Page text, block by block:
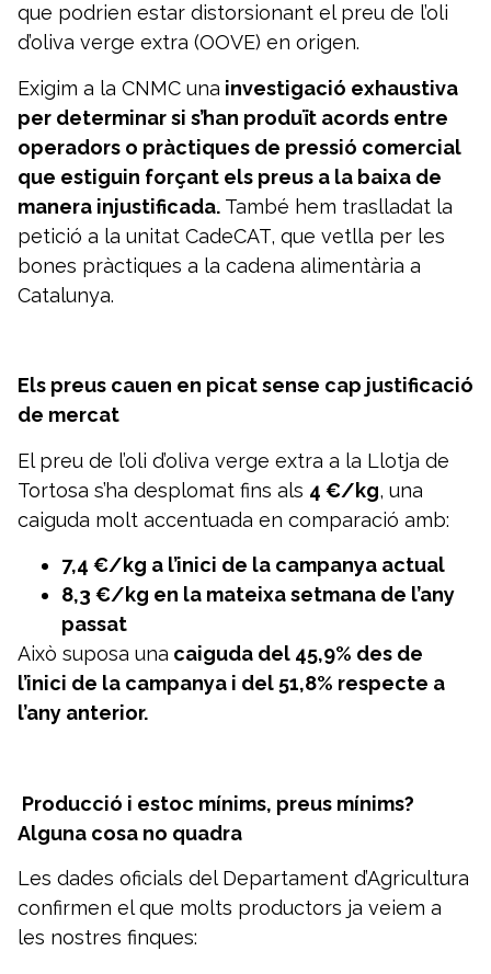
que podrien estar distorsionant el preu de l’oli
d’oliva verge extra (OOVE) en origen.
Exigim a la CNMC una investigació exhaustiva
per determinar si s’han produït acords entre
operadors o pràctiques de pressió comercial
que estiguin forçant els preus a la baixa de
manera injustificada. També hem traslladat la
petició a la unitat CadeCAT, que vetlla per les
bones pràctiques a la cadena alimentària a
Catalunya.
Els preus cauen en picat sense cap justificació
de mercat
El preu de l’oli d’oliva verge extra a la Llotja de
Tortosa s’ha desplomat fins als 4 €/kg, una
caiguda molt accentuada en comparació amb:
7,4 €/kg a l’inici de la campanya actual
8,3 €/kg en la mateixa setmana de l’any
passat
Això suposa una caiguda del 45,9% des de
l’inici de la campanya i del 51,8% respecte a
l’any anterior.
Producció i estoc mínims, preus mínims?
Alguna cosa no quadra
Les dades oficials del Departament d’Agricultura
confirmen el que molts productors ja veiem a
les nostres finques: